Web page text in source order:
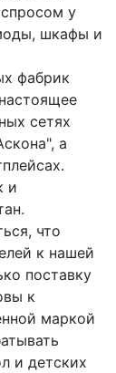
у
шкафы и
фабрик
сетях
а
и
что
к нашей
поставку
к
маркой
и детских